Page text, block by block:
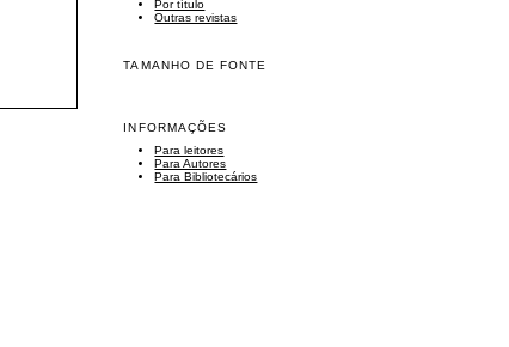
Por título
Outras revistas
TAMANHO DE FONTE
INFORMAÇÕES
Para leitores
Para Autores
Para Bibliotecários